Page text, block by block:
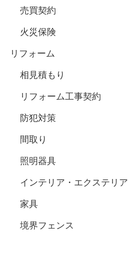
売買契約
火災保険
リフォーム
相見積もり
リフォーム工事契約
防犯対策
間取り
照明器具
インテリア・エクステリア
家具
境界フェンス